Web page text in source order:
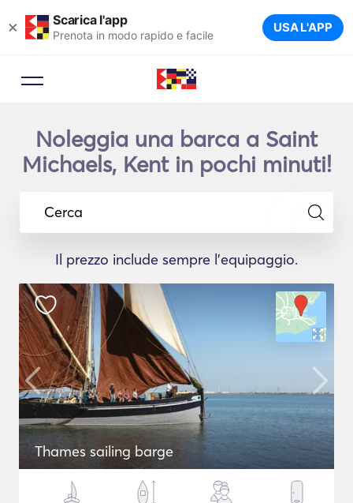
× Scarica l'app
Prenota in modo rapido e facile USA L'APP
Noleggia una barca a Saint
Michaels, Kent in pochi minuti!
Cerca
Il prezzo include sempre l'equipaggio.
Thames sailing barge